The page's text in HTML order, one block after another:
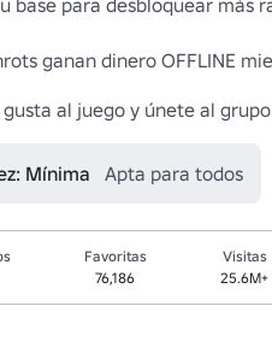
base para desbloquear
ganan dinero OFFLINE
gusta al juego y únete al
Mínima Apta para todos
Favoritas
76,186
Visitas
25.6M+